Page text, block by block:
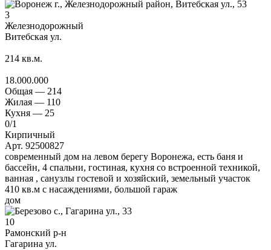
3
Железнодорожный
Витебская ул.
214 кв.м.
18.000.000
Общая — 214
Жилая — 110
Кухня — 25
0/1
Кирпичный
Арт. 92500827
современный дом на левом берегу Воронежа, есть баня и
бассейн, 4 спальни, гостиная, кухня со встроенной техникой,
ванная , санузлы гостевой и хозяйский, земельный участок
410 кв.м с насаждениями, большой гараж
дом
10
Рамонский р-н
Гагарина ул.